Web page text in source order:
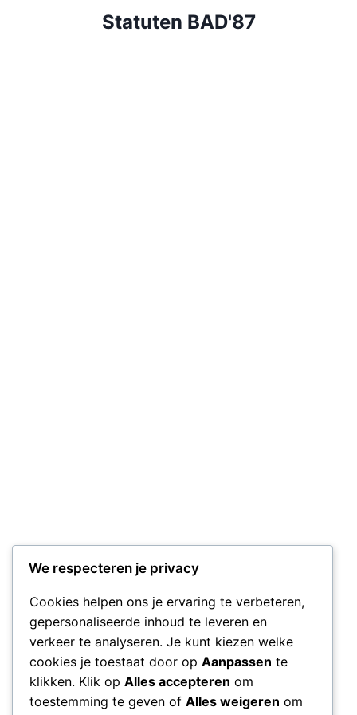
Statuten BAD'87
We respecteren je privacy
Cookies helpen ons je ervaring te verbeteren,
gepersonaliseerde inhoud te leveren en
verkeer te analyseren. Je kunt kiezen welke
cookies je toestaat door op Aanpassen te
klikken. Klik op Alles accepteren om
toestemming te geven of Alles weigeren om